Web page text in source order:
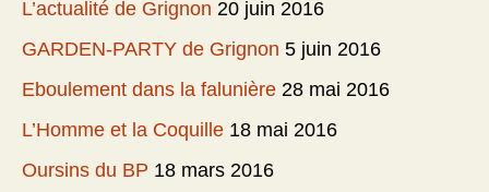
L’actualité de Grignon 20 juin 2016
GARDEN-PARTY de Grignon 5 juin 2016
Eboulement dans la falunière 28 mai 2016
L’Homme et la Coquille 18 mai 2016
Oursins du BP 18 mars 2016